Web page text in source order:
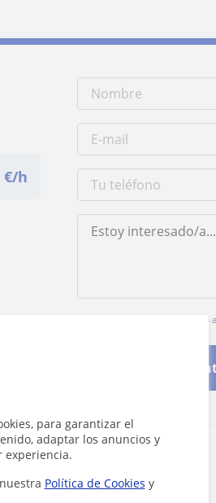
para garantizar el
adaptar los anuncios y
experiencia.
Política de Cookies y
€/h
Al hacer clic, aceptas nuestro
Cuéntanos